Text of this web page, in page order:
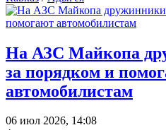
На АЗС Майкопа
за порядком и
автомобилистам
06 июл 2026, 14:08